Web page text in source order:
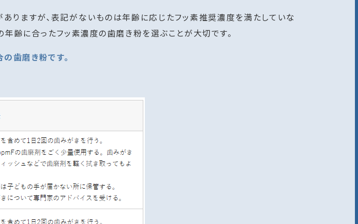
ますが、表記がないものは年齢に応じたフッ素推奨濃度を満たしていな
齢に合ったフッ素濃度の歯磨き粉を選ぶことが大切です。
歯磨き粉です。